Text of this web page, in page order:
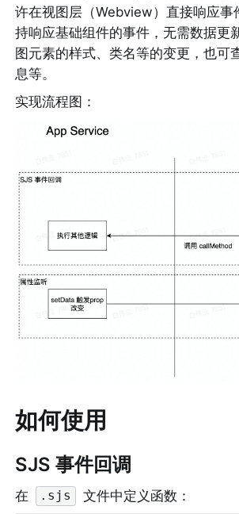
许在视图层（Webview）直接响应事
持响应基础组件的事件，无需数据更
图元素的样式、类名等的变更，也可
息等。
实现流程图：
如何使用
SJS 事件回调
在 .sjs 文件中定义函数：